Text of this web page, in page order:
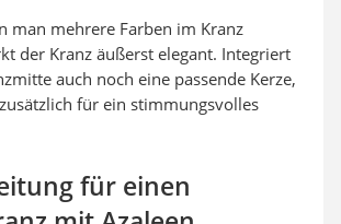
man mehrere Farben im Kranz
der Kranz äußerst elegant. Integriert
auch noch eine passende Kerze,
für ein stimmungsvolles
für einen